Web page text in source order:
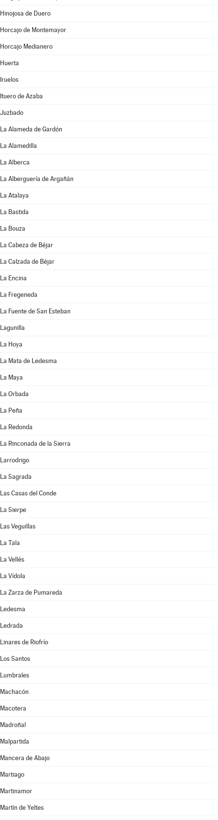
Hinojosa de Duero
Horcajo de Montemayor
Horcajo Medianero
Huerta
Iruelos
Ituero de Azaba
Juzbado
La Alameda de Gardón
La Alamedilla
La Alberca
La Alberguería de Argañán
La Atalaya
La Bastida
La Bouza
La Cabeza de Béjar
La Calzada de Béjar
La Encina
La Fregeneda
La Fuente de San Esteban
Lagunilla
La Hoya
La Mata de Ledesma
La Maya
La Orbada
La Peña
La Redonda
La Rinconada de la Sierra
Larrodrigo
La Sagrada
Las Casas del Conde
La Sierpe
Las Veguillas
La Tala
La Vellés
La Vídola
La Zarza de Pumareda
Ledesma
Ledrada
Linares de Riofrío
Los Santos
Lumbrales
Machacón
Macotera
Madroñal
Malpartida
Mancera de Abajo
Martiago
Martinamor
Martín de Yeltes